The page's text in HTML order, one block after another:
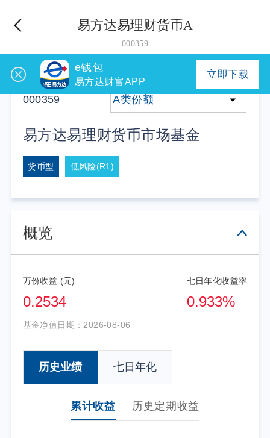
易方达易理财货币A
000359
000359 A类份额
易方达易理财货币市场基金
货币型 低风险(R1)
概览
万份收益 (元)
0.2534
七日年化收益率
0.933%
基金净值日期： 2026-08-06
历史业绩 七日年化
累计收益 历史定期收益
e钱包
易方达财富APP
立即下载